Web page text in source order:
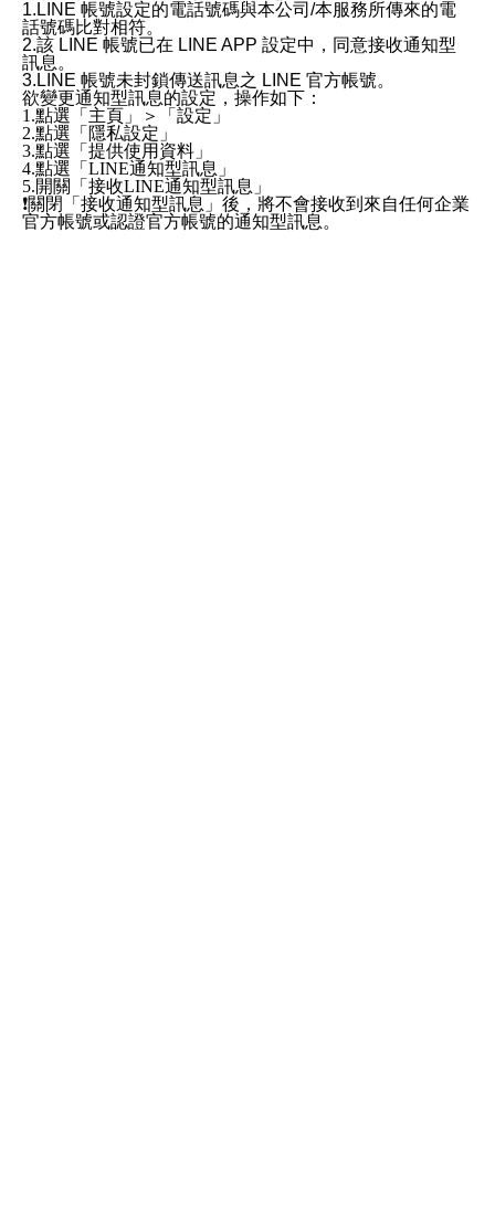
1.LINE 帳號設定的電話號碼與本公司/本服務所傳來的電
話號碼比對相符。
2.該 LINE 帳號已在 LINE APP 設定中，同意接收通知型
訊息。
3.LINE 帳號未封鎖傳送訊息之 LINE 官方帳號。
欲變更通知型訊息的設定，操作如下：
1.點選「主頁」＞「設定」
2.點選「隱私設定」
3.點選「提供使用資料」
4.點選「LINE通知型訊息」
5.開關「接收LINE通知型訊息」
❗️關閉「接收通知型訊息」後，將不會接收到來自任何企業
官方帳號或認證官方帳號的通知型訊息。